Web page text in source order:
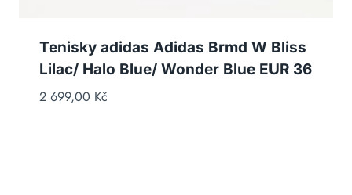
Tenisky adidas Adidas Brmd W Bliss
Lilac/ Halo Blue/ Wonder Blue EUR 36
2 699,00 Kč